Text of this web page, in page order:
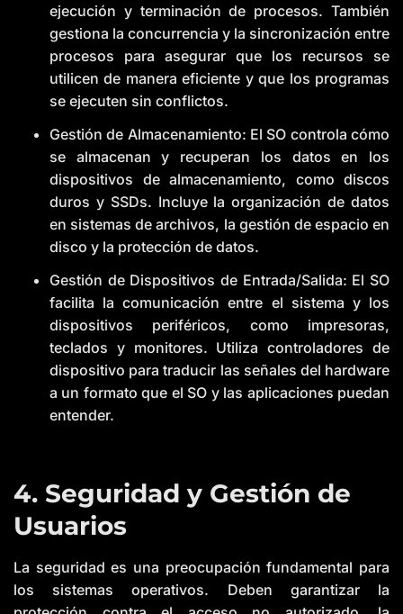
ejecución y terminación de procesos. También
gestiona la concurrencia y la sincronización entre
procesos para asegurar que los recursos se
utilicen de manera eficiente y que los programas
se ejecuten sin conflictos.
Gestión de Almacenamiento: El SO controla cómo
se almacenan y recuperan los datos en los
dispositivos de almacenamiento, como discos
duros y SSDs. Incluye la organización de datos
en sistemas de archivos, la gestión de espacio en
disco y la protección de datos.
Gestión de Dispositivos de Entrada/Salida: El SO
facilita la comunicación entre el sistema y los
dispositivos periféricos, como impresoras,
teclados y monitores. Utiliza controladores de
dispositivo para traducir las señales del hardware
a un formato que el SO y las aplicaciones puedan
entender.
4. Seguridad y Gestión de
Usuarios
La seguridad es una preocupación fundamental para
los sistemas operativos. Deben garantizar la